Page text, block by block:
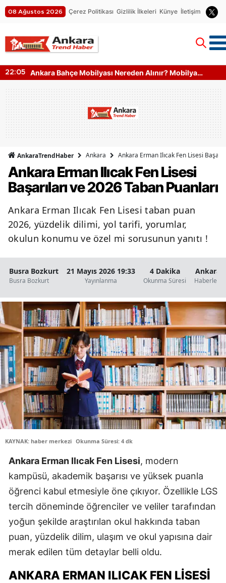
08 Ağustos 2026 Çerez Politikası Gizlilik İlkeleri Künye İletişim
22:05
Ankara Bahçe Mobilyası Nereden Alınır? Mobilya
AnkaraTrendHaber Ankara Ankara Erman Ilıcak Fen Lisesi
Ankara Erman Ilıcak Fen Lisesi
Başarıları ve 2026 Taban Puanları
Ankara Erman Ilıcak Fen Lisesi taban puan
2026, yüzdelik dilimi, yol tarifi, yorumlar,
okulun konumu ve özel mi sorusunun yanıtı !
Busra Bozkurt
Busra Bozkurt
21 Mayıs 2026 19:33
Yayınlanma
4 Dakika
Okunma Süresi
Ankara
Haberleri
KAYNAK: haber merkezi Okunma Süresi: 4 dk
Ankara Erman Ilıcak Fen Lisesi, modern
kampüsü, akademik başarısı ve yüksek puanla
öğrenci kabul etmesiyle öne çıkıyor. Özellikle LGS
tercih döneminde öğrenciler ve veliler tarafından
yoğun şekilde araştırılan okul hakkında taban
puan, yüzdelik dilim, ulaşım ve okul yapısına dair
merak edilen tüm detaylar belli oldu.
ANKARA ERMAN ILICAK FEN LISESI